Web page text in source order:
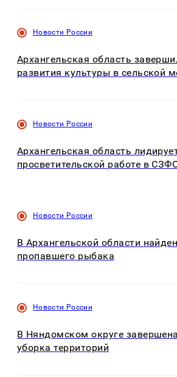
Новости России
Архангельская область
развития культуры в сельской
Новости России
Архангельская область
просветительской работе в
Новости России
В Архангельской области
пропавшего рыбака
Новости России
В Няндомском округе
уборка территорий